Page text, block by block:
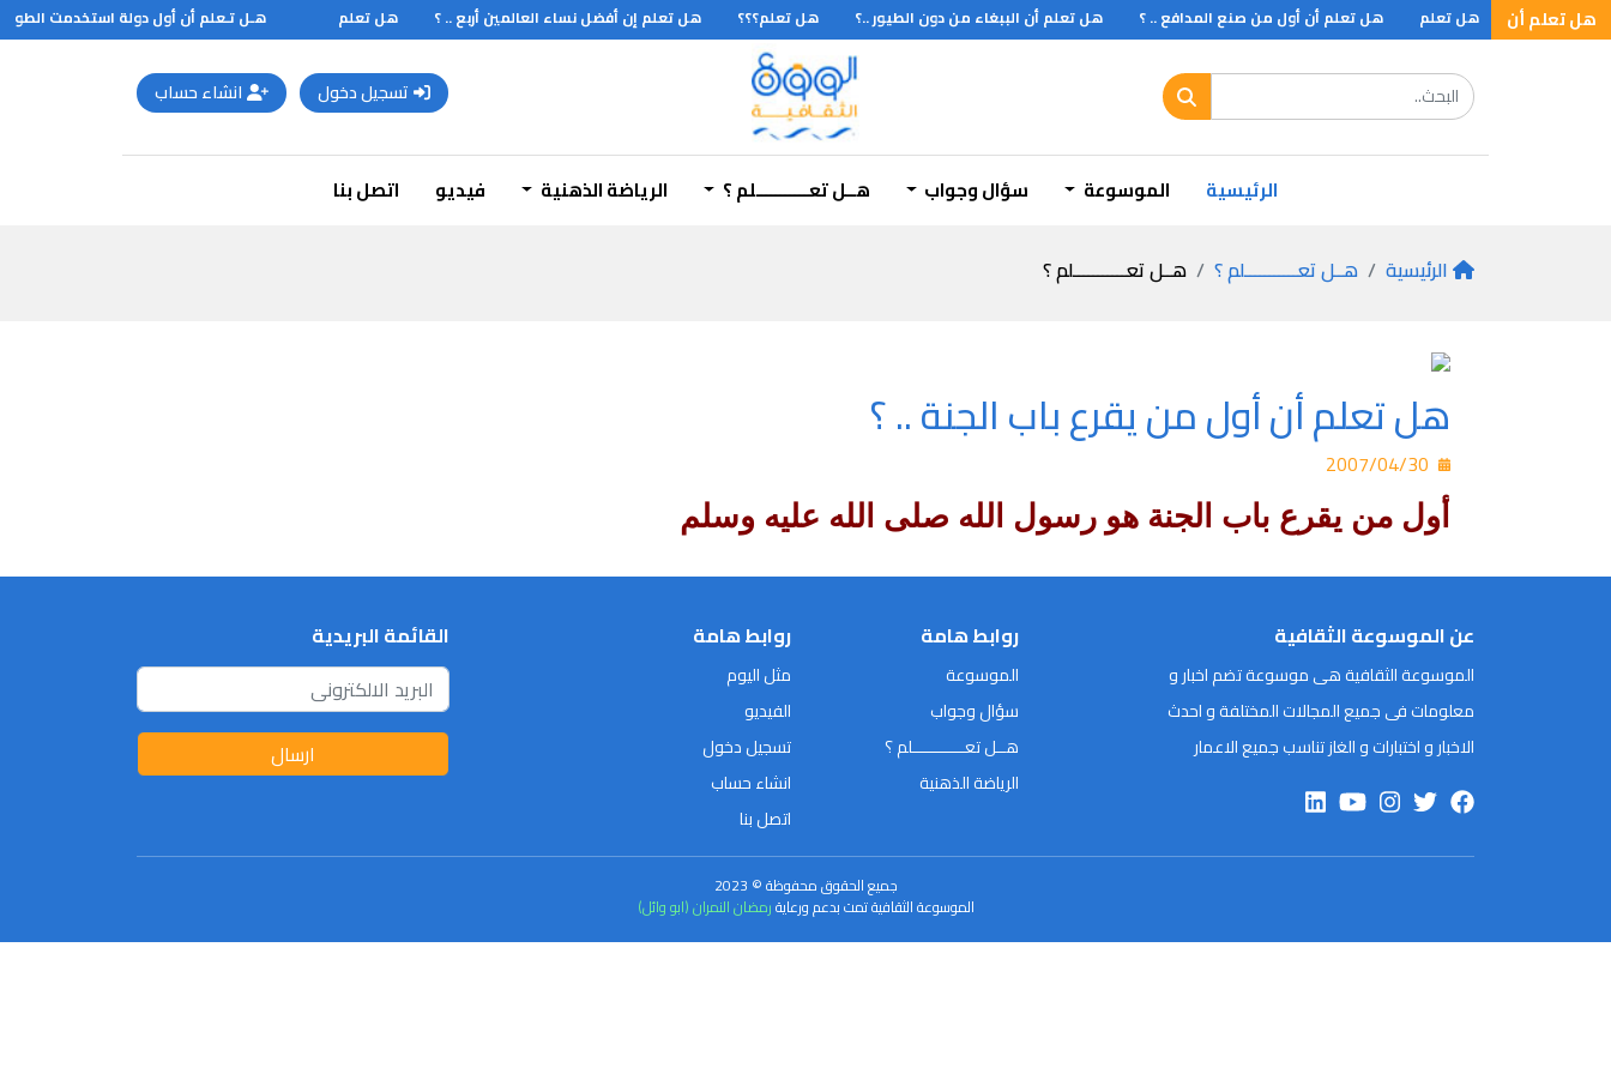
هل تعلم أن
تعلم ان ؟ هل تعلم هل تعلم أن أول من صنع المدافع .. ؟ هل تعلم أن الببغاء من دون الطيور ..؟ هل تعلم؟؟؟ هل تعلم إن أفضل نساء العالمين أربع .. ؟ هل تعلم
هـل تـعلم أن أول دولة استخدمت الطوابع
تسجيل دخول انشاء حساب
الرئيسية الموسوعة سؤال وجواب هــل تعـــــــــــلم ؟ الرياضة الذهنية فيديو اتصل بنا
الرئيسية هــل تعـــــــــــلم ؟ هــل تعـــــــــــلم ؟
هل تعلم أن أول من يقرع باب الجنة .. ؟
أول من يقرع باب الجنة هو رسول الله صلى الله عليه وسلم
عن الموسوعة الثقافية
الموسوعة الثقافية هى موسوعة تضم اخبار و
معلومات فى جميع المجالات المختلفة و احدث
الاخبار و اختبارات و الغاز تناسب جميع الاعمار
روابط هامة
الموسوعة
سؤال وجواب
هــل تعـــــــــــلم ؟
الرياضة الذهنية
روابط هامة
مثل اليوم
الفيديو
تسجيل دخول
انشاء حساب
اتصل بنا
القائمة البريدية
ارسال
جميع الحقوق محفوظة © 2023
الموسوعة الثقافية تمت بدعم ورعايةرمضان النمران (ابو وائل)